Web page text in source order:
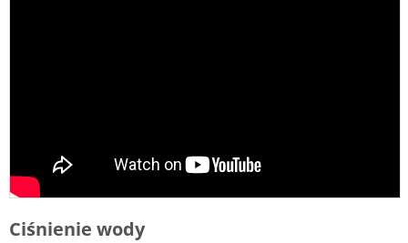
Ciśnienie wody